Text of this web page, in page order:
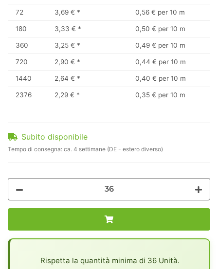
72 3,69 € * 0,56 € per 10 m
180 3,33 € * 0,50 € per 10 m
360 3,25 € * 0,49 € per 10 m
720 2,90 € * 0,44 € per 10 m
1440 2,64 € * 0,40 € per 10 m
2376 2,29 € * 0,35 € per 10 m
Subito disponibile
Tempo di consegna: ca. 4 settimane (DE - estero diverso)
Rispetta la quantità minima di 36 Unità.